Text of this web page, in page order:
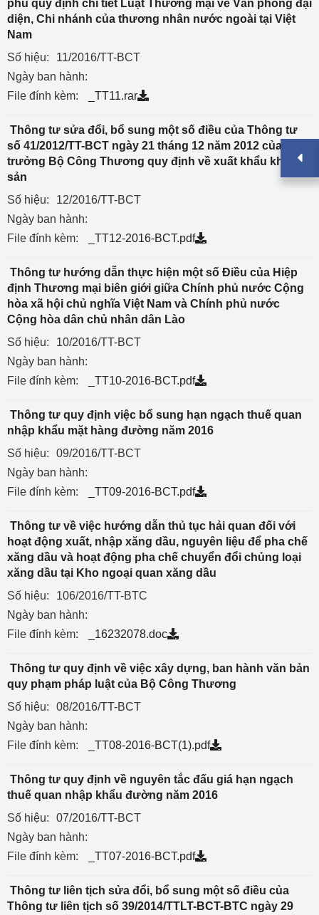
phủ quy định chi tiết Luật Thương mại về Văn phòng đại
diện, Chi nhánh của thương nhân nước ngoài tại Việt
Nam
Số hiệu:
11/2016/TT-BCT
Ngày ban hành:
File đính kèm:
_TT11.rar
Thông tư sửa đổi, bổ sung một số điều của Thông tư
số 41/2012/TT-BCT ngày 21 tháng 12 năm 2012 của Bộ
trưởng Bộ Công Thương quy định về xuất khẩu khoáng
sản
Số hiệu:
12/2016/TT-BCT
Ngày ban hành:
File đính kèm:
_TT12-2016-BCT.pdf
Thông tư hướng dẫn thực hiện một số Điều của Hiệp
định Thương mại biên giới giữa Chính phủ nước Cộng
hòa xã hội chủ nghĩa Việt Nam và Chính phủ nước
Cộng hòa dân chủ nhân dân Lào
Số hiệu:
10/2016/TT-BCT
Ngày ban hành:
File đính kèm:
_TT10-2016-BCT.pdf
Thông tư quy định việc bổ sung hạn ngạch thuế quan
nhập khẩu mặt hàng đường năm 2016
Số hiệu:
09/2016/TT-BCT
Ngày ban hành:
File đính kèm:
_TT09-2016-BCT.pdf
Thông tư về việc hướng dẫn thủ tục hải quan đối với
hoạt động xuất, nhập xăng dầu, nguyên liệu để pha chế
xăng dầu và hoạt động pha chế chuyển đổi chủng loại
xăng dầu tại Kho ngoại quan xăng dầu
Số hiệu:
106/2016/TT-BTC
Ngày ban hành:
File đính kèm:
_16232078.doc
Thông tư quy định về việc xây dựng, ban hành văn bản
quy phạm pháp luật của Bộ Công Thương
Số hiệu:
08/2016/TT-BCT
Ngày ban hành:
File đính kèm:
_TT08-2016-BCT(1).pdf
Thông tư quy định về nguyên tắc đấu giá hạn ngạch
thuế quan nhập khẩu đường năm 2016
Số hiệu:
07/2016/TT-BCT
Ngày ban hành:
File đính kèm:
_TT07-2016-BCT.pdf
Thông tư liên tịch sửa đổi, bổ sung một số điều của
Thông tư liên tịch số 39/2014/TTLT-BCT-BTC ngày 29